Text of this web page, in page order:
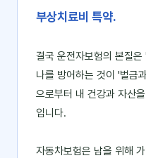
부상치료비 특약.
결국 운전자보험의 본질
나를 방어하는 것이 '벌금
으로부터 내 건강과 자산
입니다.
자동차보험은 남을 위해